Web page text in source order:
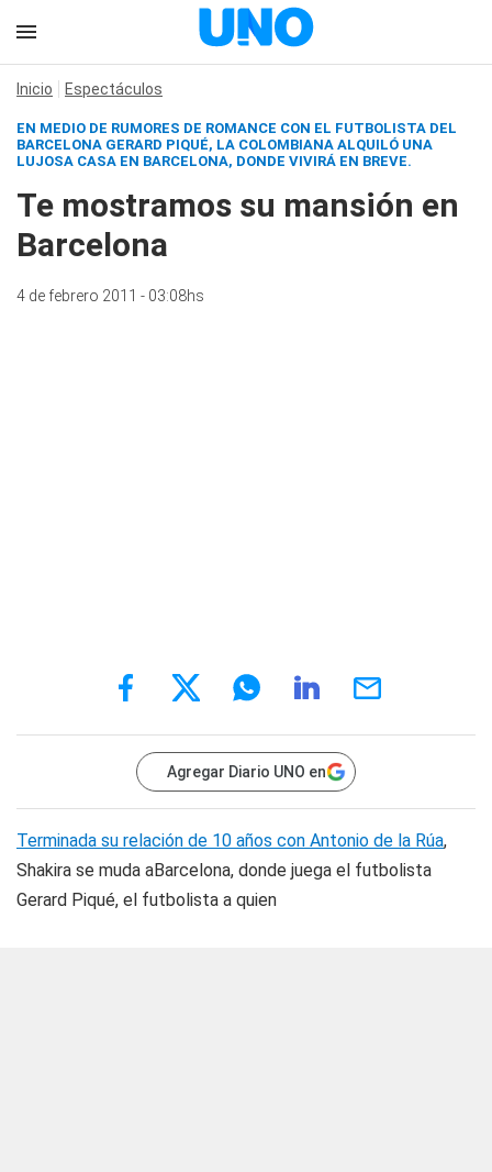
Inicio Espectáculos
EN MEDIO DE RUMORES DE ROMANCE CON EL FUTBOLISTA DEL
BARCELONA GERARD PIQUÉ, LA COLOMBIANA ALQUILÓ UNA
LUJOSA CASA EN BARCELONA, DONDE VIVIRÁ EN BREVE.
Te mostramos su mansión en
Barcelona
4 de febrero 2011 - 03:08hs
Agregar Diario UNO en
Terminada su relación de 10 años con Antonio de la Rúa,
Shakira se muda aBarcelona, donde juega el futbolista
Gerard Piqué, el futbolista a quien